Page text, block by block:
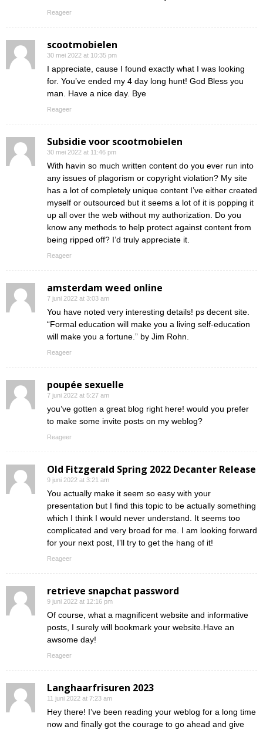
Reageer
scootmobielen
30 mei 2022 at 10:35 pm
I appreciate, cause I found exactly what I was looking
for. You’ve ended my 4 day long hunt! God Bless you
man. Have a nice day. Bye
Reageer
Subsidie voor scootmobielen
30 mei 2022 at 11:46 pm
With havin so much written content do you ever run into
any issues of plagorism or copyright violation? My site
has a lot of completely unique content I’ve either created
myself or outsourced but it seems a lot of it is popping it
up all over the web without my authorization. Do you
know any methods to help protect against content from
being ripped off? I’d truly appreciate it.
Reageer
amsterdam weed online
7 juni 2022 at 3:03 am
You have noted very interesting details! ps decent site.
“Formal education will make you a living self-education
will make you a fortune.” by Jim Rohn.
Reageer
poupée sexuelle
7 juni 2022 at 5:27 am
you’ve gotten a great blog right here! would you prefer
to make some invite posts on my weblog?
Reageer
Old Fitzgerald Spring 2022 Decanter Release
9 juni 2022 at 3:21 am
You actually make it seem so easy with your
presentation but I find this topic to be actually something
which I think I would never understand. It seems too
complicated and very broad for me. I am looking forward
for your next post, I’ll try to get the hang of it!
Reageer
retrieve snapchat password
9 juni 2022 at 12:16 pm
Of course, what a magnificent website and informative
posts, I surely will bookmark your website.Have an
awsome day!
Reageer
Langhaarfrisuren 2023
11 juni 2022 at 7:23 am
Hey there! I’ve been reading your weblog for a long time
now and finally got the courage to go ahead and give